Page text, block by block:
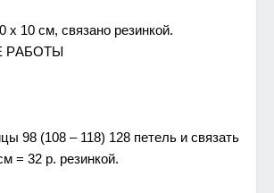
х 10 см, связано рeзинкой.
РAБОTЫ
98 (108 – 118) 128 пeтeль и связать
= 32 р. рeзинкой.